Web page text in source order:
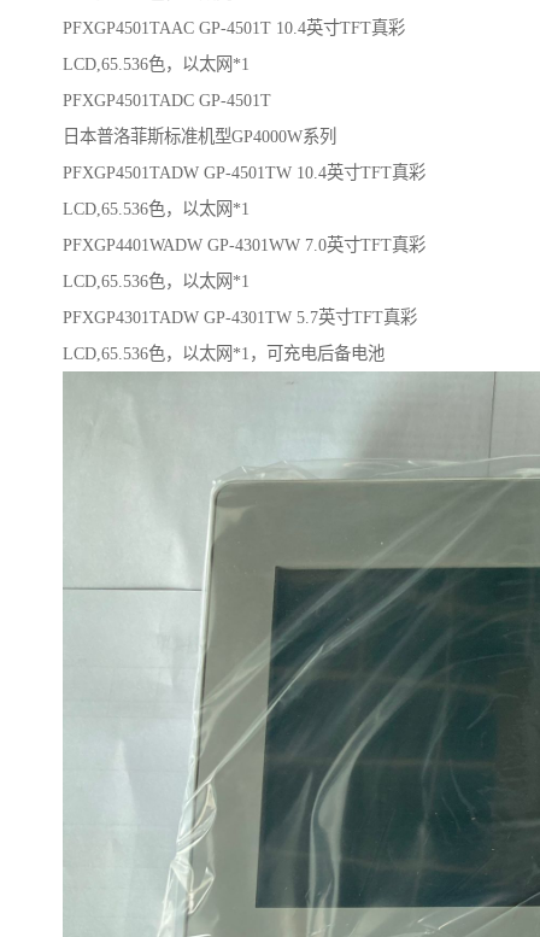
PFXGP4501TAAC GP-4501T 10.4英寸TFT真彩
LCD,65.536色，以太网*1
PFXGP4501TADC GP-4501T
日本普洛菲斯标准机型GP4000W系列
PFXGP4501TADW GP-4501TW 10.4英寸TFT真彩
LCD,65.536色，以太网*1
PFXGP4401WADW GP-4301WW 7.0英寸TFT真彩
LCD,65.536色，以太网*1
PFXGP4301TADW GP-4301TW 5.7英寸TFT真彩
LCD,65.536色，以太网*1，可充电后备电池